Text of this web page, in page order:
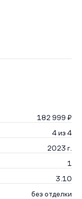
182 999 ₽
4 из 4
2023 г.
1
3.10
без отделки